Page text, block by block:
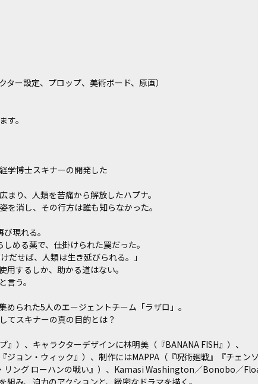
ー設定、プロップ、美術ボード、原画）
。
学博士スキナーの開発した
り、人類を苦痛から解放したハプナ。
を消し、その行方は誰も知らなかった。
現れる。
める薬で、仕掛けられた罠だった。
だせば、人類は生き延びられる。」
するしか、助かる道はない。
う。
られた5人のエージェントチーム「ラザロ」。
スキナーの真の目的とは――？
）、キャラクターデザインに林明美（『BANANA FISH』）、
ジョン・ウィック』）、制作にはMAPPA（『呪術廻戦』『チェン
リング ローハンの戦い』）、Kamasi Washington／Bonobo／
み、迫力のアクションと、緻密なドラマを描く。